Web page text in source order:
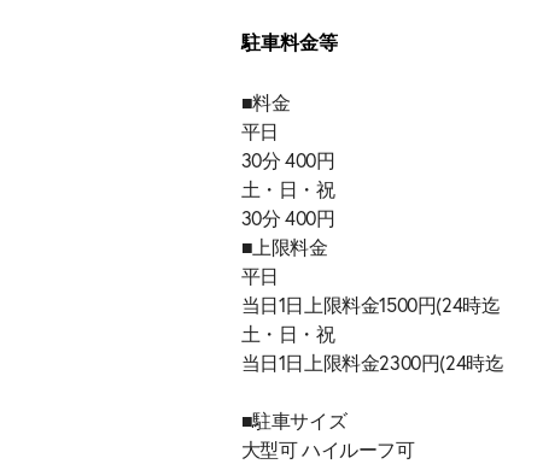
駐車料金等
■料金
平日
30分 400円
土・日・祝
30分 400円
■上限料金
平日
当日1日上限料金1500円(24時迄
土・日・祝
当日1日上限料金2300円(24時迄
■駐車サイズ
大型可 ハイルーフ可